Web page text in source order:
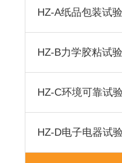
HZ-A纸品包装试
HZ-B力学胶粘试
HZ-C环境可靠试
HZ-D电子电器试